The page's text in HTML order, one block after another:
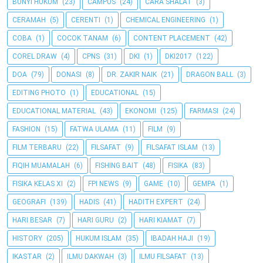
BUNYI HUKUM (23) CAMPUS (24) CARA SHALAT (3)
CERAMAH (5) CERENTI (1) CHEMICAL ENGINEERING (1)
COBA (1) COCOK TANAM (6) CONTENT PLACEMENT (42)
COREL DRAW (4) CPNS (31) DKI (1) DKI2017 (122)
DOA (79) DONASI (8) DR. ZAKIR NAIK (21) DRAGON BALL (3)
EDITING PHOTO (1) EDUCATIONAL (15)
EDUCATIONAL MATERIAL (43) EKONOMI (125) FARMASI (24)
FASHION (15) FATWA ULAMA (11) FILM (9)
FILM TERBARU (22) FILSAFAT (9) FILSAFAT ISLAM (13)
FIQIH MUAMALAH (6) FISHING BAIT (48) FISIKA (83)
FISIKA KELAS XI (2) FPI NEWS (9) GAME (10) GEMPA (1)
GEOGRAFI (139) HADIS (41) HADITH EXPERT (24)
HARI BESAR (7) HARI GURU (2) HARI KIAMAT (7)
HISTORY (205) HUKUM ISLAM (35) IBADAH HAJI (19)
IKASTAR (2) ILMU DAKWAH (3) ILMU FILSAFAT (13)